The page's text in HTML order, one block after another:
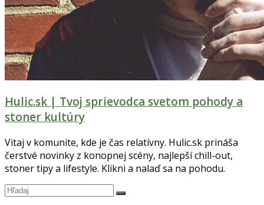
Hulic.sk | Tvoj sprievodca svetom pohody a
stoner kultúry
Vitaj v komunite, kde je čas relatívny. Hulic.sk prináša
čerstvé novinky z konopnej scény, najlepší chill-out,
stoner tipy a lifestyle. Klikni a nalaď sa na pohodu.